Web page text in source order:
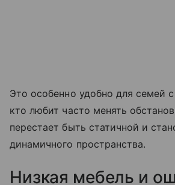
Это особенно удобно для семей
кто любит часто менять
перестает быть статичной и
динамичного пространства.
Низкая мебель и